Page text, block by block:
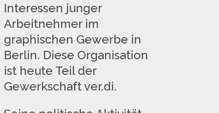
Interessen junger
Arbeitnehmer im
graphischen Gewerbe in
Berlin. Diese Organisation
ist heute Teil der
Gewerkschaft ver.di.